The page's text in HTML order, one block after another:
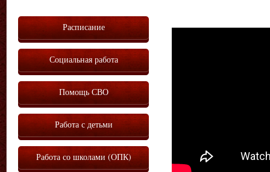
Расписание
Социальная работа
Помощь СВО
Работа с детьми
Работа со школами (ОПК)